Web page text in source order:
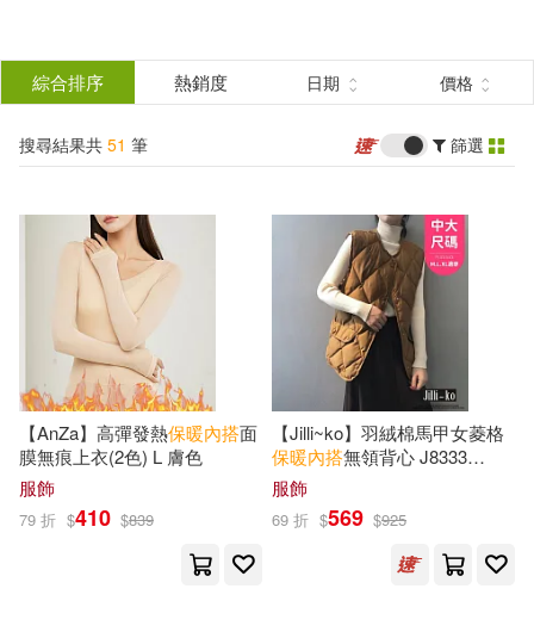
結
分類 (可複選)
所有商品(136) 服飾(134)
女裝(51)
襪子(27) 內衣/睡衣/塑身衣(9)
機能服/運動服/配件(45)
展開
配送方式
可超商取貨(41)
綜合排序 熱銷度 日期 價格
搜尋結果共 51 筆 篩選
【AnZa】高彈發熱保暖內搭面
膜無痕上衣(2色) L 膚色
服飾
79 折 $410 $839
【Jilli~ko】羽絨棉馬甲女菱格
保暖內搭無領背心 J8333
FREE 卡其
服飾
69 折 $569 $925